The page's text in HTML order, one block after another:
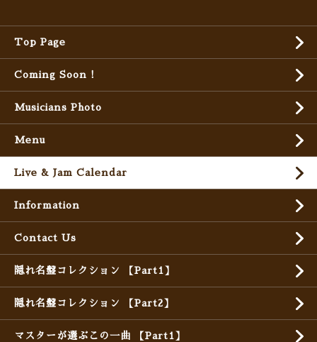
Top Page
Coming Soon !
Musicians Photo
Menu
Live & Jam Calendar
Information
Contact Us
隠れ名盤コレクション 【Part1】
隠れ名盤コレクション 【Part2】
マスターが選ぶこの一曲 【Part1】